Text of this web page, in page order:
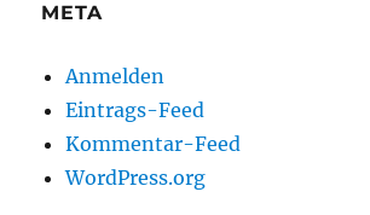
META
Anmelden
Eintrags-Feed
Kommentar-Feed
WordPress.org